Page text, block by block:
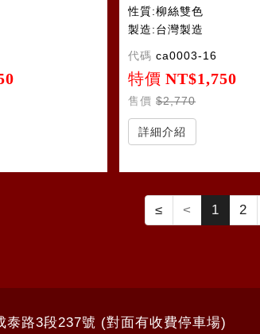
性質:柳絲雙色
製造:台灣製造
代碼 ca0003-16
特價 NT$1,750
售價 $2,770
詳細介紹
≤ < 1 2
泰路3段237號 (對面有收費停車場)